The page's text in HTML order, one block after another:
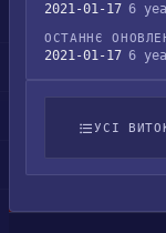
2021-01-17 6
ОСТАННЄ
2021-01-17 6
УСІ